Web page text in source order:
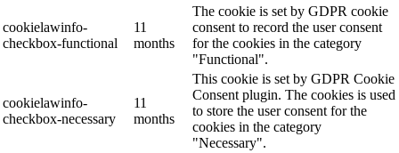
cookielawinfo-
checkbox-functional
11
months
The cookie is set by GDPR cookie
consent to record the user consent
for the cookies in the category
"Functional".
cookielawinfo-
checkbox-necessary
11
months
This cookie is set by GDPR Cookie
Consent plugin. The cookies is used
to store the user consent for the
cookies in the category
"Necessary".